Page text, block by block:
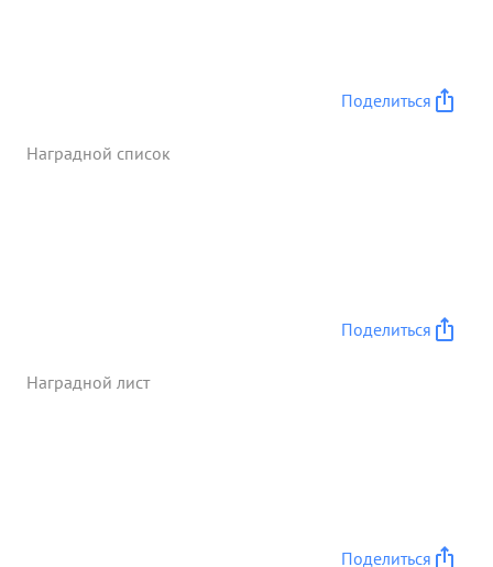
Поделиться
Наградной список
Поделиться
Наградной лист
Поделиться